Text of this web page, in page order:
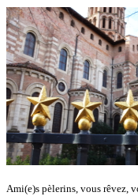
Ami(e)s pèlerins, vous rêvez,